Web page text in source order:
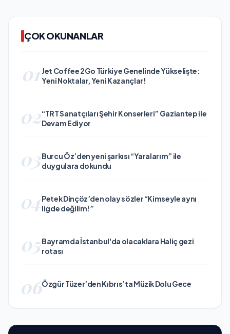
ÇOK OKUNANLAR
01 Jet Coffee 2Go Türkiye Genelinde Yükselişte:
Yeni Noktalar, Yeni Kazançlar!
02“TRT Sanatçıları Şehir Konserleri” Gaziantep ile
Devam Ediyor
03Burcu Öz’den yeni şarkısı “Yaralarım” ile
duygulara dokundu
04Petek Dinçöz’den olay sözler “Kimseyle aynı
ligde değilim!”
05Bayramda İstanbul'da olacaklara Haliç gezi
rotası
06Özgür Tüzer’den Kıbrıs’ta Müzik Dolu Gece